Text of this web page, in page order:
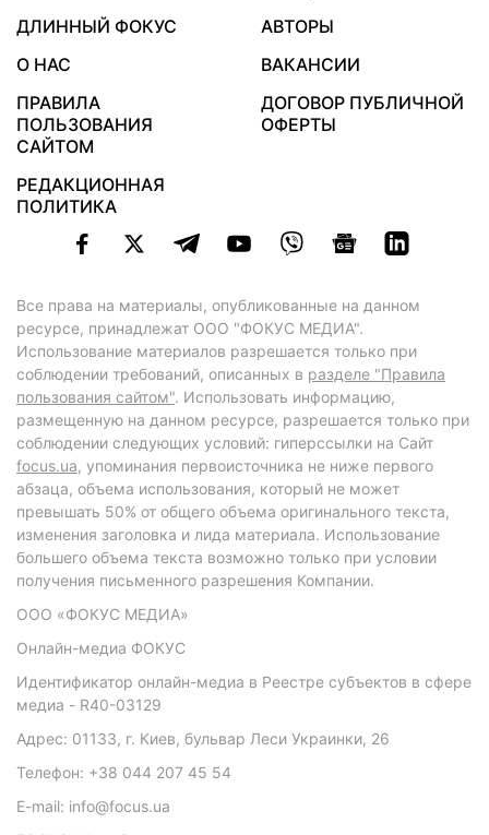
ДЛИННЫЙ ФОКУС
АВТОРЫ
О НАС
ВАКАНСИИ
ПРАВИЛА
ПОЛЬЗОВАНИЯ
САЙТОМ
ДОГОВОР ПУБЛИЧНОЙ
ОФЕРТЫ
РЕДАКЦИОННАЯ
ПОЛИТИКА
Все права на материалы, опубликованные на данном
ресурсе, принадлежат ООО "ФОКУС МЕДИА".
Использование материалов разрешается только при
соблюдении требований, описанных в разделе "Правила
пользования сайтом". Использовать информацию,
размещенную на данном ресурсе, разрешается только при
соблюдении следующих условий: гиперссылки на Сайт
focus.ua, упоминания первоисточника не ниже первого
абзаца, объема использования, который не может
превышать 50% от общего объема оригинального текста,
изменения заголовка и лида материала. Использование
большего объема текста возможно только при условии
получения письменного разрешения Компании.
ООО «ФОКУС МЕДИА»
Онлайн-медиа ФОКУС
Идентификатор онлайн-медиа в Реестре субъектов в сфере
медиа - R40-03129
Адрес: 01133, г. Киев, бульвар Леси Украинки, 26
Телефон: +38 044 207 45 54
E-mail: info@focus.ua